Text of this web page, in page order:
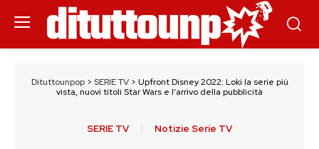
Dituttounpop> SERIE TV> Upfront Disney 2022: Loki la serie più
vista, nuovi titoli Star Wars e l’arrivo della pubblicità
SERIE TV Notizie Serie TV